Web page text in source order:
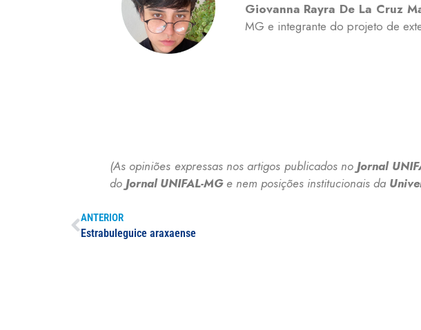
Giovanna Rayra De La Cruz
MG e integrante do projeto de
(As opiniões expressas nos artigos publicados noJornal
do Jornal UNIFAL-MGe nem posições institucionais da
ANTERIOR
Estrabuleguice araxaense